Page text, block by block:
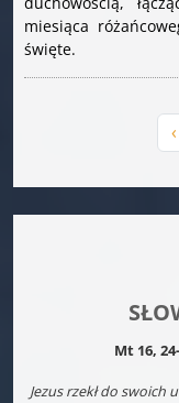
Mt 16,
Jezus rzekł do swoich
miesiąca
święte.
‹